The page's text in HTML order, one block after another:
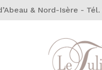
& Nord-Isère -
Cart